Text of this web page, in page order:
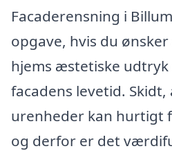
Facaderensning i
opgave, hvis du
hjems æstetiske
facadens levetid.
urenheder kan hurtigt
og derfor er det